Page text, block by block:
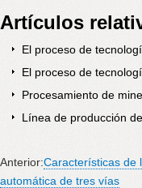
Artículos
El proceso de
El proceso de
Procesamiento de
Línea de producción
Anterior:Características de
automática de tres vías